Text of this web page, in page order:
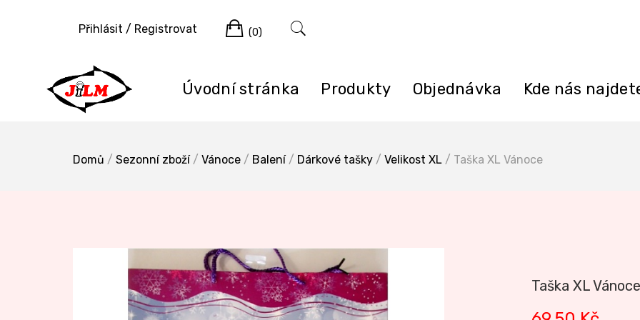
Úvodní stránka Produkty Objednávka Kde nás
Přihlásit / Registrovat Cart
(0)
Domů / Sezonní zboží/ Vánoce / Balení/ Dárkové tašky / Velikost XL / Taška XL Vánoce
Taška XL Vánoce